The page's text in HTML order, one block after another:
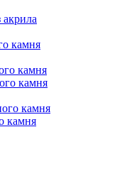
акрила
камня
камня
камня
камня
камня